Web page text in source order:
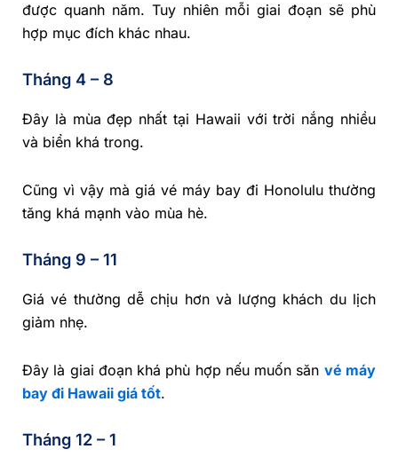
được quanh năm. Tuy nhiên mỗi giai đoạn sẽ phù
hợp mục đích khác nhau.
Tháng 4 – 8
Đây là mùa đẹp nhất tại Hawaii với trời nắng nhiều
và biển khá trong.
Cũng vì vậy mà giá vé máy bay đi Honolulu thường
tăng khá mạnh vào mùa hè.
Tháng 9 – 11
Giá vé thường dễ chịu hơn và lượng khách du lịch
giảm nhẹ.
Đây là giai đoạn khá phù hợp nếu muốn săn vé máy
bay đi Hawaii giá tốt.
Tháng 12 – 1